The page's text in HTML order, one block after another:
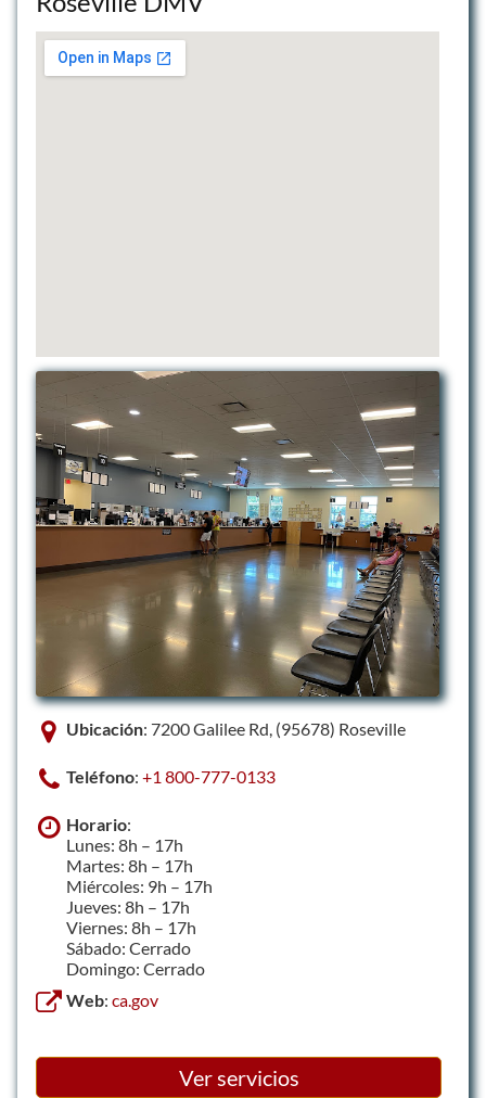
Ubicación: 7200 Galilee Rd, (95678) Roseville
Teléfono: +1 800-777-0133
Horario:
Lunes: 8h – 17h
Martes: 8h – 17h
Miércoles: 9h – 17h
Jueves: 8h – 17h
Viernes: 8h – 17h
Sábado: Cerrado
Domingo: Cerrado
Web: ca.gov
Ver servicios